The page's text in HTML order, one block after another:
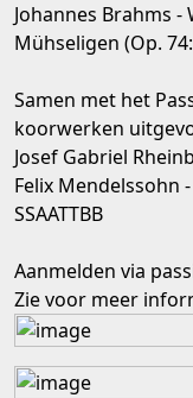
Johannes Brahms
Mühseligen (Op.
Samen met het
koorwerken
Josef Gabriel
Felix Mendelssohn
SSAATTBB
Aanmelden via
Zie voor meer